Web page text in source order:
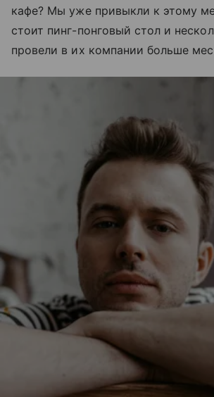
кафе? Мы уже привыкли к этому
стоит пинг-понговый стол и
провели в их компании больше